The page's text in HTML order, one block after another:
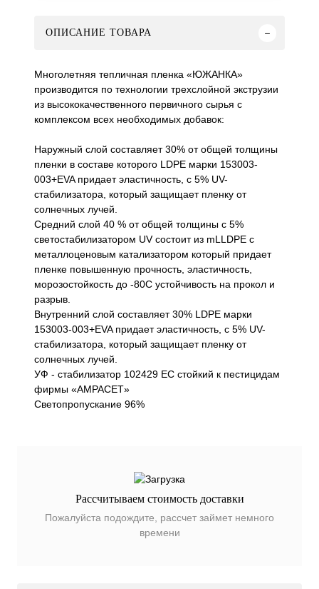
ОПИСАНИЕ ТОВАРА
Многолетняя тепличная пленка «ЮЖАНКА»
производится по технологии трехслойной экструзии
из высококачественного первичного сырья с
комплексом всех необходимых добавок:
Наружный слой составляет 30% от общей толщины
пленки в составе которого LDPE марки 153003-
003+ЕVA придает эластичность, с 5% UV-
стабилизатора, который защищает пленку от
солнечных лучей.
Средний слой 40 % от общей толщины с 5%
светостабилизатором UV состоит из mLLDPE с
металлоценовым катализатором который придает
пленке повышенную прочность, эластичность,
морозостойкость до -80С устойчивость на прокол и
разрыв.
Внутренний слой составляет 30% LDPE марки
153003-003+EVA придает эластичность, с 5% UV-
стабилизатора, который защищает пленку от
солнечных лучей.
УФ - стабилизатор 102429 ЕС стойкий к пестицидам
фирмы «AMPACET»
Светопропускание 96%
Рассчитываем стоимость доставки
Пожалуйста подождите, рассчет займет немного
времени